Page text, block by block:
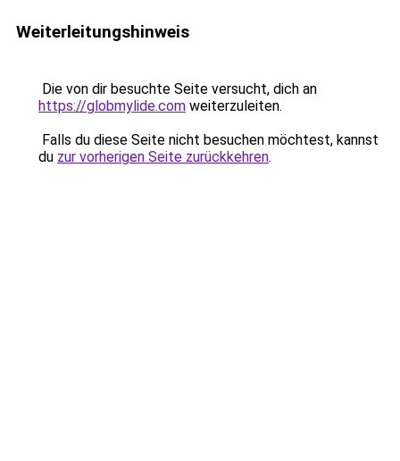
Weiterleitungshinweis
Die von dir besuchte Seite versucht, dich an
https://globmylide.com weiterzuleiten.
Falls du diese Seite nicht besuchen möchtest, kannst
du zur vorherigen Seite zurückkehren.